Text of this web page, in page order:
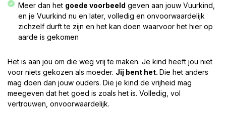
Meer dan het goede voorbeeld geven aan jouw Vuurkind,
en je Vuurkind nu en later, volledig en onvoorwaardelijk
zichzelf durft te zijn en het kan doen waarvoor het hier op
aarde is gekomen
Het is aan jou om die weg vrij te maken. Je kind heeft jou niet
voor niets gekozen als moeder. Jij bent het. Die het anders
mag doen dan jouw ouders. Die je kind de vrijheid mag
meegeven dat het goed is zoals het is. Volledig, vol
vertrouwen, onvoorwaardelijk.